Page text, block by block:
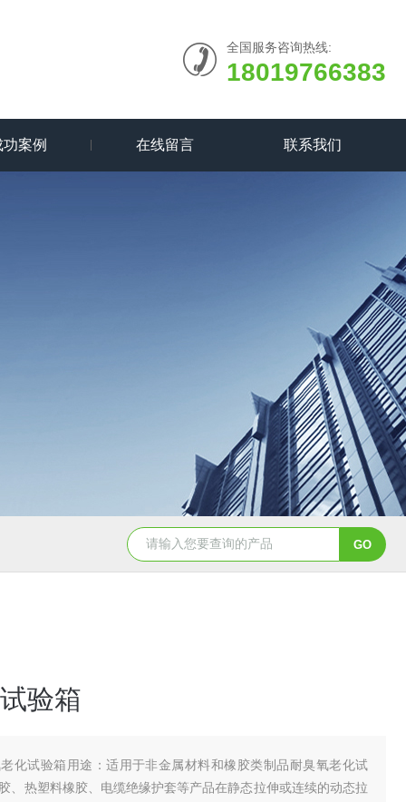
全国服务咨询热线:
18019766383
功案例 在线留言 联系我们
YSCYS-010臭氧老化试验设备
验箱
化试验箱用途：适用于非金属材料和橡胶类制品耐臭氧老化试
、热塑料橡胶、电缆绝缘护套等产品在静态拉伸或连续的动态拉